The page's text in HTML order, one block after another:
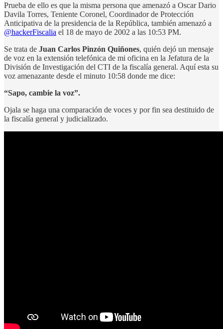
Prueba de ello es que la misma persona que amenazó a Oscar Dario
Davila Torres, Teniente Coronel, Coordinador de Protección
Anticipativa de la presidencia de la República, también amenazó a
@hackerFiscalia el 18 de mayo de 2002 a las 10:53 PM.
Se trata de Juan Carlos Pinzón Quiñones, quién dejó un mensaje
de voz en la extensión telefónica de mi oficina en la Jefatura de la
División de Investigación del CTI de la fiscalía general. Aquí esta su
voz amenazante desde el minuto 10:58 donde me dice:
“Sapo, cambie la voz”.
Ojala se haga una comparación de voces y por fin sea destituido de
la fiscalía general y judicializado.